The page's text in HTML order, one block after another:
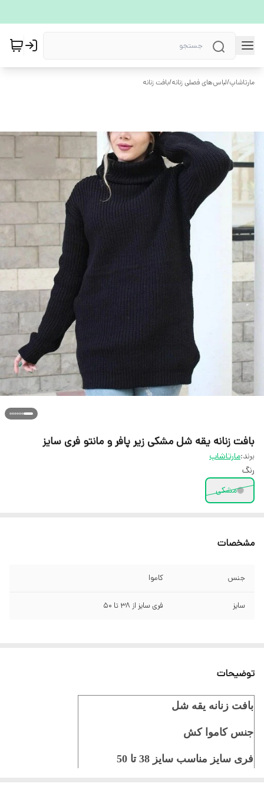
مارتاشاپ/لباس‌های فصلی زنانه/بافت زنانه
بافت زنانه یقه شل مشکی زیر پافر و مانتو فری سایز
برند:مارتاشاپ
رنگ
مشکی
مشخصات
جنس کاموا
سایز فری سایز از 38 تا 50
توضیحات
بافت زنانه یقه شل
جنس کاموا کش
فری سایز مناسب سایز 38 تا 50